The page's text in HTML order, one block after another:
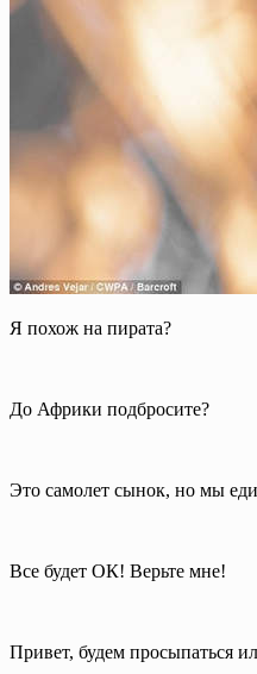
Я похож на пирата?
До Африки подбросите?
Это самолет сынок, но мы
Все будет ОК! Верьте мне!
Привет, будем просыпаться